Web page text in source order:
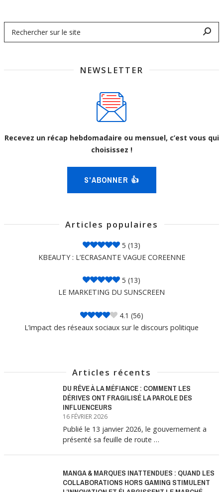
NEWSLETTER
Recevez un récap hebdomadaire ou mensuel, c’est vous qui
choisissez !
S'ABONNER 👍
Articles populaires
5 (13)
KBEAUTY : L’ECRASANTE VAGUE COREENNE
5 (13)
LE MARKETING DU SUNSCREEN
4.1 (56)
L’impact des réseaux sociaux sur le discours politique
Articles récents
DU RÊVE À LA MÉFIANCE : COMMENT LES
DÉRIVES ONT FRAGILISÉ LA PAROLE DES
INFLUENCEURS
16 FÉVRIER 2026
Publié le 13 janvier 2026, le gouvernement a
présenté sa feuille de route …
MANGA & MARQUES INATTENDUES : QUAND LES
COLLABORATIONS HORS GAMING STIMULENT